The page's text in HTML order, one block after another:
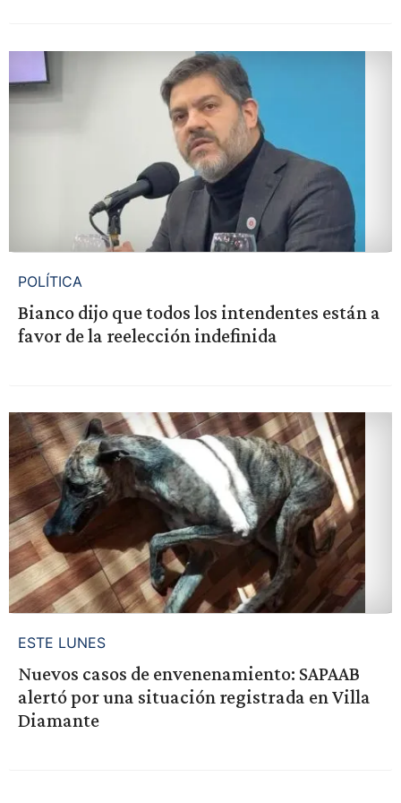
POLÍTICA
Bianco dijo que todos los intendentes están a
favor de la reelección indefinida
ESTE LUNES
Nuevos casos de envenenamiento: SAPAAB
alertó por una situación registrada en Villa
Diamante